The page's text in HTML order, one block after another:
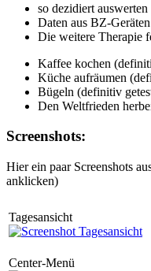
so dezidiert
Daten aus BZ-Geräten
Die weitere Therapie
Kaffee kochen
Küche aufräumen
Bügeln (definitiv
Den Weltfrieden
Screenshots:
Hier ein paar Screenshots
anklicken)
Tagesansicht
Center-Menü